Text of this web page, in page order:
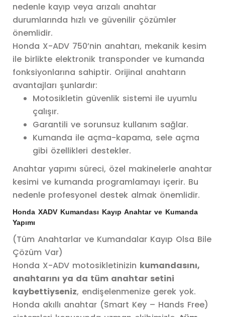
nedenle kayıp veya arızalı anahtar
durumlarında hızlı ve güvenilir çözümler
önemlidir.
Honda X-ADV 750’nin anahtarı, mekanik kesim
ile birlikte elektronik transponder ve kumanda
fonksiyonlarına sahiptir. Orijinal anahtarın
avantajları şunlardır:
Motosikletin güvenlik sistemi ile uyumlu
çalışır.
Garantili ve sorunsuz kullanım sağlar.
Kumanda ile açma-kapama, sele açma
gibi özellikleri destekler.
Anahtar yapımı süreci, özel makinelerle anahtar
kesimi ve kumanda programlamayı içerir. Bu
nedenle profesyonel destek almak önemlidir.
Honda XADV Kumandası Kayıp Anahtar ve Kumanda
Yapımı
(Tüm Anahtarlar ve Kumandalar Kayıp Olsa Bile
Çözüm Var)
Honda X-ADV motosikletinizin kumandasını,
anahtarını ya da tüm anahtar setini
kaybettiyseniz, endişelenmenize gerek yok.
Honda akıllı anahtar (Smart Key – Hands Free)